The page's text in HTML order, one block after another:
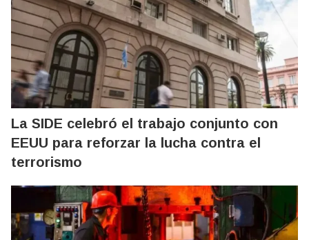
La SIDE celebró el trabajo conjunto con
EEUU para reforzar la lucha contra el
terrorismo